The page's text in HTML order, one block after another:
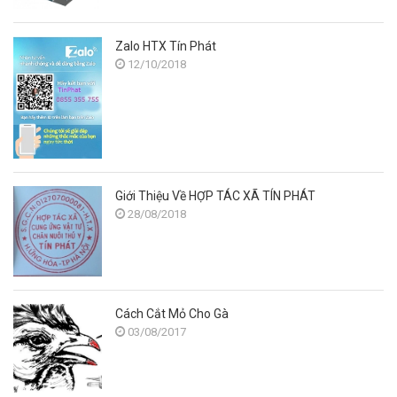
Zalo HTX Tín Phát
12/10/2018
Giới Thiệu Về HỢP TÁC XÃ TÍN PHÁT
28/08/2018
Cách Cắt Mỏ Cho Gà
03/08/2017